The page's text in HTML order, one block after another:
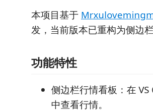
本项目基于
发，当前版本已重构为侧边
功能特性
侧边栏行情看板：在
中查看行情。